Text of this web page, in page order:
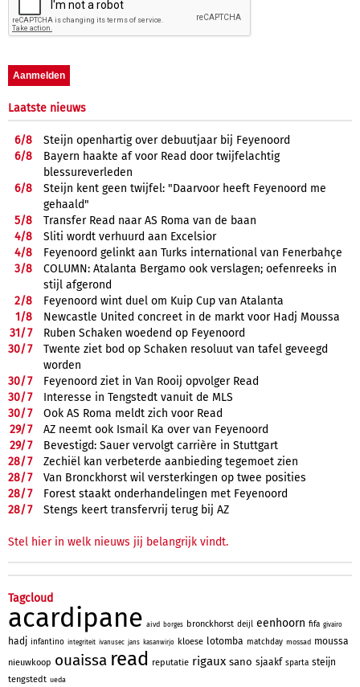
Laatste nieuws
6/8
Steijn openhartig over debuutjaar bij Feyenoord
6/8
Bayern haakte af voor Read door twijfelachtig
blessureverleden
6/8
Steijn kent geen twijfel: "Daarvoor heeft Feyenoord me
gehaald"
5/8
Transfer Read naar AS Roma van de baan
4/8
Sliti wordt verhuurd aan Excelsior
4/8
Feyenoord gelinkt aan Turks international van Fenerbahçe
3/8
COLUMN: Atalanta Bergamo ook verslagen; oefenreeks in
stijl afgerond
2/8
Feyenoord wint duel om Kuip Cup van Atalanta
1/8
Newcastle United concreet in de markt voor Hadj Moussa
31/7
Ruben Schaken woedend op Feyenoord
30/7
Twente ziet bod op Schaken resoluut van tafel geveegd
worden
30/7
Feyenoord ziet in Van Rooij opvolger Read
30/7
Interesse in Tengstedt vanuit de MLS
30/7
Ook AS Roma meldt zich voor Read
29/7
AZ neemt ook Ismail Ka over van Feyenoord
29/7
Bevestigd: Sauer vervolgt carrière in Stuttgart
28/7
Zechiël kan verbeterde aanbieding tegemoet zien
28/7
Van Bronckhorst wil versterkingen op twee posities
28/7
Forest staakt onderhandelingen met Feyenoord
28/7 Stengs keert transfervrij terug bij AZ
Stel hier in welk nieuws jij belangrijk vindt.
Tagcloud
acardipane aivd borges bronckhorst deijl eenhoorn fifa givairo
hadj infantino integriteit ivanusec jans kasanwirjo kloese lotomba matchday mossad moussa
nieuwkoop ouaissa read reputatie rigaux sano sjaakf sparta steijn
tengstedt ueda